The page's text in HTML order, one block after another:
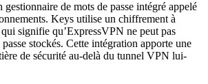
de mots de passe intégré appelé
Keys utilise un chiffrement à
signifie qu’ExpressVPN ne peut pas
stockés. Cette intégration apporte une
de sécurité au-delà du tunnel VPN lui-